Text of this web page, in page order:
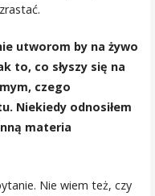
utworom by na żywo
to, co słyszy się na
czego
Niekiedy odnosiłem
materia
Nie wiem też, czy